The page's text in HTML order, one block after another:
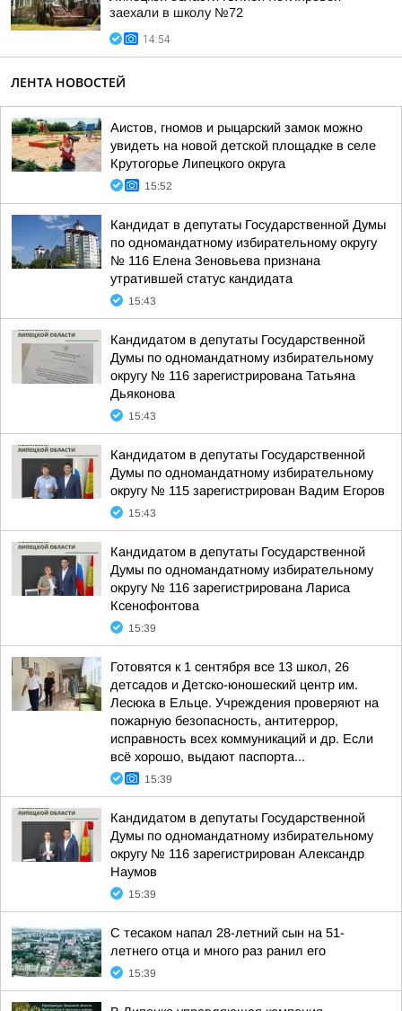
заехали в школу №72
14:54
ЛЕНТА НОВОСТЕЙ
Аистов, гномов и рыцарский замок можно
увидеть на новой детской площадке в селе
Крутогорье Липецкого округа
15:52
Кандидат в депутаты Государственной Думы
по одномандатному избирательному округу
№ 116 Елена Зеновьева признана
утратившей статус кандидата
15:43
Кандидатом в депутаты Государственной
Думы по одномандатному избирательному
округу № 116 зарегистрирована Татьяна
Дьяконова
15:43
Кандидатом в депутаты Государственной
Думы по одномандатному избирательному
округу № 115 зарегистрирован Вадим Егоров
15:43
Кандидатом в депутаты Государственной
Думы по одномандатному избирательному
округу № 116 зарегистрирована Лариса
Ксенофонтова
15:39
Готовятся к 1 сентября все 13 школ, 26
детсадов и Детско-юношеский центр им.
Лесюка в Ельце. Учреждения проверяют на
пожарную безопасность, антитеррор,
исправность всех коммуникаций и др. Если
всё хорошо, выдают паспорта...
15:39
Кандидатом в депутаты Государственной
Думы по одномандатному избирательному
округу № 116 зарегистрирован Александр
Наумов
15:39
С тесаком напал 28-летний сын на 51-
летнего отца и много раз ранил его
15:39